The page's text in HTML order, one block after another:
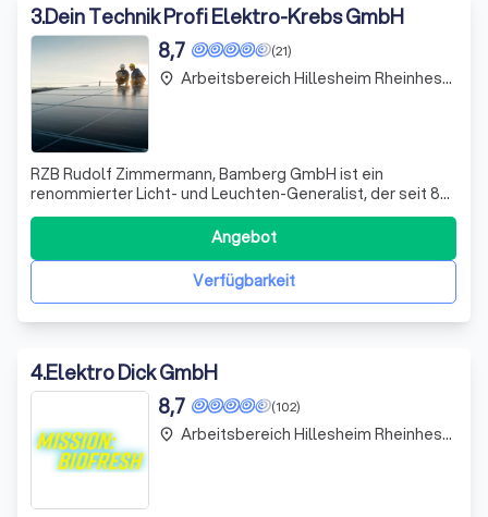
3.Dein Technik Profi Elektro-Krebs GmbH
(21)
8,7
RZB Rudolf Zimmermann, Bamberg GmbH ist ein
renommierter Licht- und Leuchten-Generalist, der seit 80
Jahren für höchsteffiziente Produkte und exzellente
Lichtqualität „Made in Germany“ steht. Als
Familienunternehmen legen wir großen Wert auf
Kontinuität, Nachhaltigkeit und langfristige Partnerschaft
Verfügbarkeit
Angebot
place Arbeitsbereich Hillesheim Rheinhessen
4.Elektro Dick GmbH
(102)
8,7
place Arbeitsbereich Hillesheim Rheinhessen